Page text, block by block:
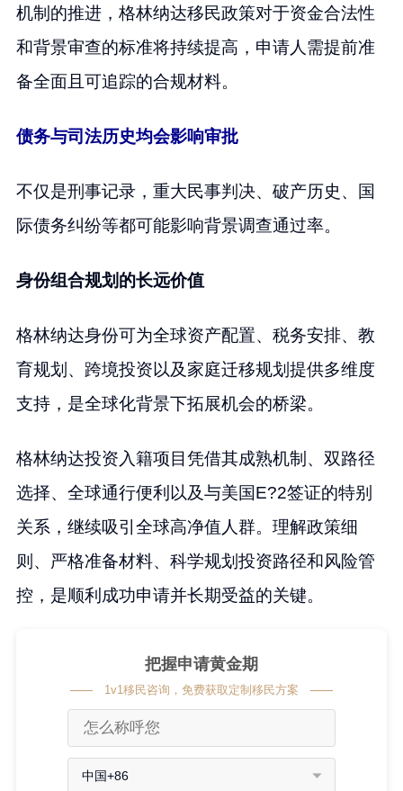
机制的推进，格林纳达移民政策对于资金合法性
和背景审查的标准将持续提高，申请人需提前准
备全面且可追踪的合规材料。
债务与司法历史均会影响审批
不仅是刑事记录，重大民事判决、破产历史、国
际债务纠纷等都可能影响背景调查通过率。
身份组合规划的长远价值
格林纳达身份可为全球资产配置、税务安排、教
育规划、跨境投资以及家庭迁移规划提供多维度
支持，是全球化背景下拓展机会的桥梁。
格林纳达投资入籍项目凭借其成熟机制、双路径
选择、全球通行便利以及与美国E?2签证的特别
关系，继续吸引全球高净值人群。理解政策细
则、严格准备材料、科学规划投资路径和风险管
控，是顺利成功申请并长期受益的关键。
把握申请黄金期
1v1移民咨询，免费获取定制移民方案
中国+86